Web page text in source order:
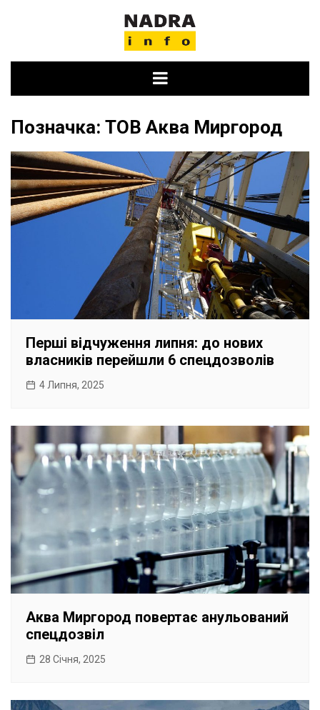
Позначка: ТОВ Аква Миргород
Перші відчуження липня: до нових
власників перейшли 6 спецдозволів
4 Липня, 2025
Аква Миргород повертає анульований
спецдозвіл
28 Січня, 2025